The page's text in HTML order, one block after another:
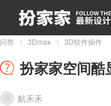
问答 3Dmax 3D软件插件
扮家家空间酷
航禾禾